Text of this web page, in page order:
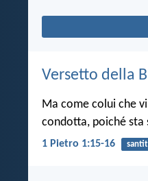
Versetto della
Ma come colui che
condotta, poiché sta
1 Pietro 1:15-16